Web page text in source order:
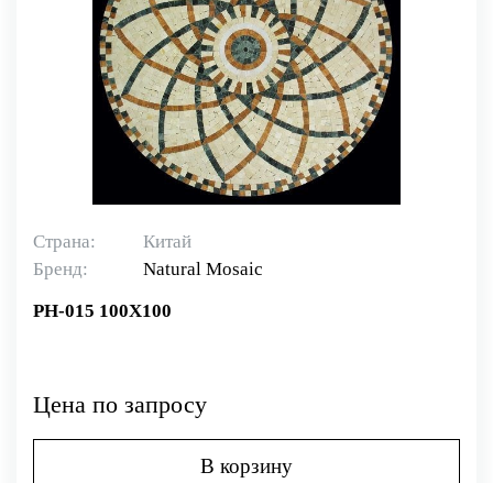
Страна:
Китай
Бренд:
Natural Mosaiс
PH-015 100X100
Цена по запросу
В корзину